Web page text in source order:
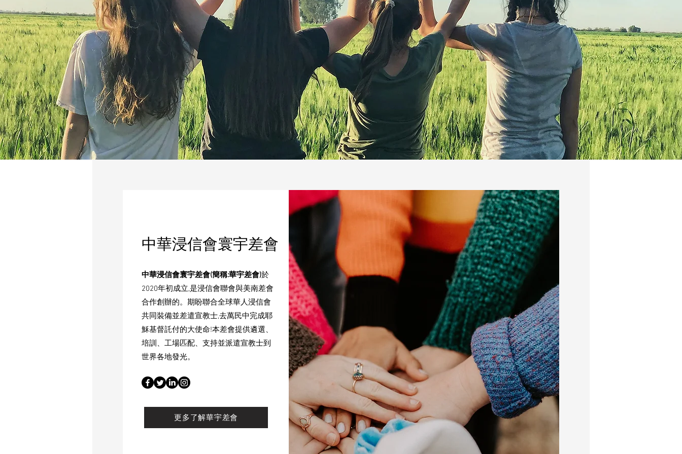
中華浸信會寰宇差會
中華浸信會寰宇差會(簡稱:華宇差會)於
2020年初成立,是浸信會聯會與美南差會
合作創辦的。期盼聯合全球華人浸信會
共同裝備並差遣宣教士,去萬民中完成耶
穌基督託付的大使命!本差會提供遴選、
培訓、工場匹配、支持並派遣宣教士到
世界各地發光。
更多了解華宇差會